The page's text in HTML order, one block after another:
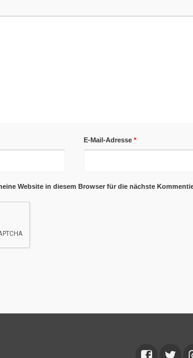
E-Mail-Adresse *
Website in diesem Browser für die nächste